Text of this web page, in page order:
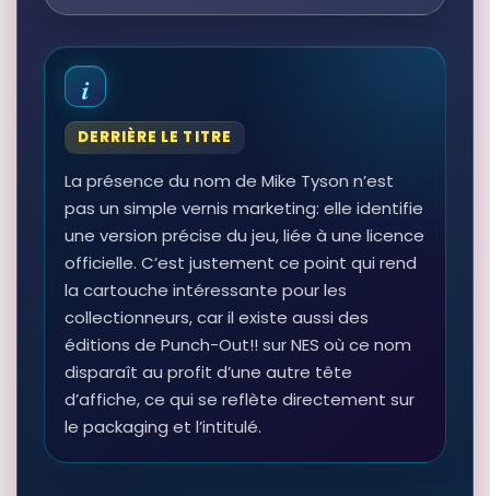
DERRIÈRE LE TITRE
La présence du nom de Mike Tyson n’est
pas un simple vernis marketing: elle identifie
une version précise du jeu, liée à une licence
officielle. C’est justement ce point qui rend
la cartouche intéressante pour les
collectionneurs, car il existe aussi des
éditions de Punch-Out!! sur NES où ce nom
disparaît au profit d’une autre tête
d’affiche, ce qui se reflète directement sur
le packaging et l’intitulé.